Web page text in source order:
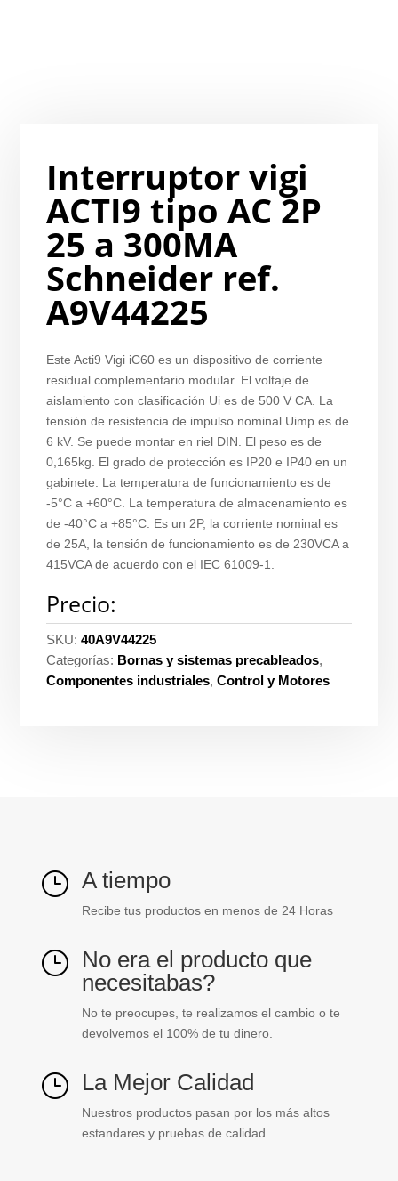
Interruptor vigi
ACTI9 tipo AC 2P
25 a 300MA
Schneider ref.
A9V44225
Este Acti9 Vigi iC60 es un dispositivo de corriente
residual complementario modular. El voltaje de
aislamiento con clasificación Ui es de 500 V CA. La
tensión de resistencia de impulso nominal Uimp es de
6 kV. Se puede montar en riel DIN. El peso es de
0,165kg. El grado de protección es IP20 e IP40 en un
gabinete. La temperatura de funcionamiento es de
-5°C a +60°C. La temperatura de almacenamiento es
de -40°C a +85°C. Es un 2P, la corriente nominal es
de 25A, la tensión de funcionamiento es de 230VCA a
415VCA de acuerdo con el IEC 61009-1.
Precio:
SKU:40A9V44225
Categorías: Bornas y sistemas precableados,
Componentes industriales,Control y Motores
} A tiempo
Recibe tus productos en menos de 24 Horas
} No era el producto que
necesitabas?
No te preocupes, te realizamos el cambio o te
devolvemos el 100% de tu dinero.
} La Mejor Calidad
Nuestros productos pasan por los más altos
estandares y pruebas de calidad.